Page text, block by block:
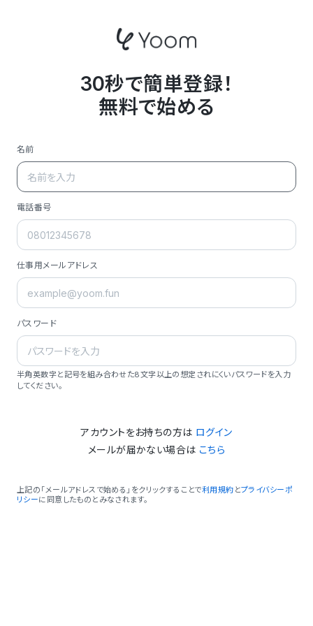
30秒で簡単登録！
無料で始める
名前
電話番号
仕事用メールアドレス
パスワード
半角英数字と記号を組み合わせた8文字以上の想定されにくいパスワードを入力
してください。
アカウントをお持ちの方は ログイン
メールが届かない場合は こちら
上記の「メールアドレスで始める」をクリックすることで利用規約 とプライバシーポ
リシーに同意したものとみなされます。